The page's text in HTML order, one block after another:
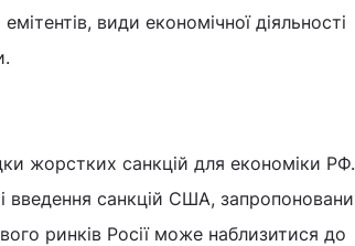
види економічної діяльності
жорстких санкцій для економіки РФ.
і введення санкцій США,
ринків Росії може наблизитися до